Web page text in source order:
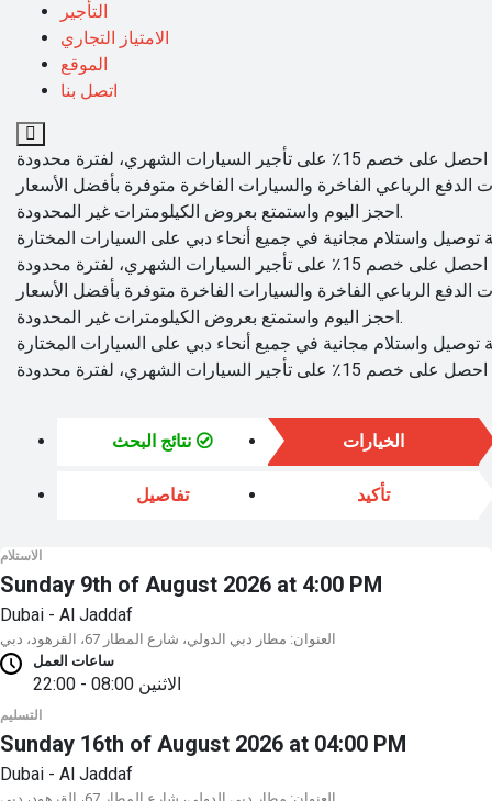
التأجير
الامتياز التجاري
الموقع
اتصل بنا
احجز اليوم واستمتع بعروض الكيلومترات غير المحدودة.
احجز اليوم واستمتع بعروض الكيلومترات غير المحدودة.
الخيارات
تفاصيل تأكيد
الاستلام
Sunday 9th of August 2026 at 4:00 PM
Dubai - Al Jaddaf
العنوان: مطار دبي الدولي، شارع المطار 67، القرهود، دبي
ساعات العمل
الاثنين 08:00 - 22:00
التسليم
Sunday 16th of August 2026 at 04:00 PM
Dubai - Al Jaddaf